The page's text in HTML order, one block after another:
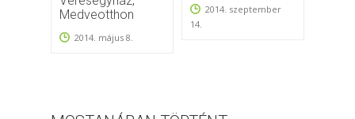
Medveotthon
2014. május 8.
2014. szeptember
14.